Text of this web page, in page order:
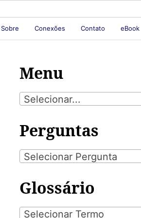
Sobre Conexões Contato eBook
Menu
Selecionar...
Perguntas
Selecionar Pergunta
Glossário
Selecionar Termo